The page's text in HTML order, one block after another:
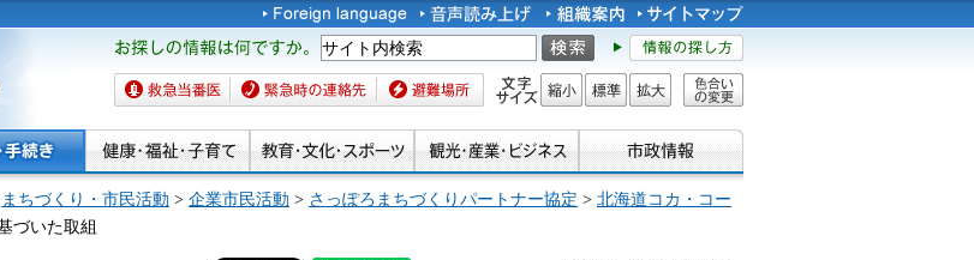
お探しの情報は何です
か。
救急当番医 緊急時の連絡先 避難場所 文字サイズ
縮小 標準 拡大
色合い
まちづくり・市民活動 > 企業市民活動 > さっぽろまちづくりパートナー協定 > 北海道コカ・コー
づいた取組